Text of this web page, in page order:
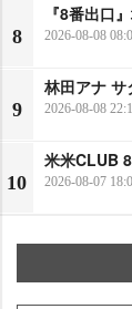
8
『8番出口
2026-08-08
9
林田アナ サ
2026-08-08
10
米米CLUB
2026-08-07